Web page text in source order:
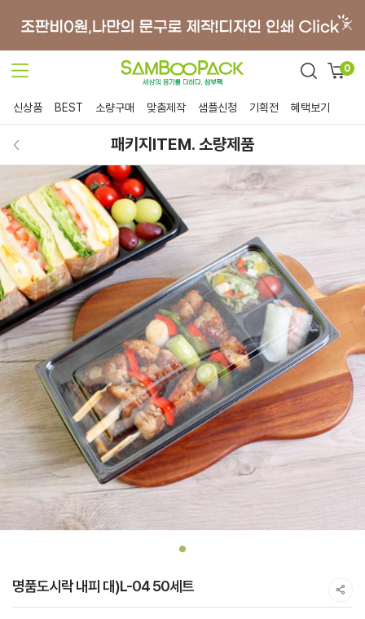
0
신상품 BEST 소량구매 맞춤제작 샘플신청 기획전 혜택보기
패키지ITEM. 소량제품
명품도시락 내피 대)L-04 50세트